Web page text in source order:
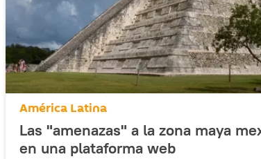
América Latina
Las "amenazas" a la zona maya
en una plataforma web